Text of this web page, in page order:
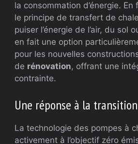
la consommation d’énergie.
le principe de transfert de
puiser l’énergie de l’air, du sol
en fait une option
pour les nouvelles
de rénovation, offrant une
contrainte.
Une réponse à la
La technologie des pompes à
activement à l’objectif zéro